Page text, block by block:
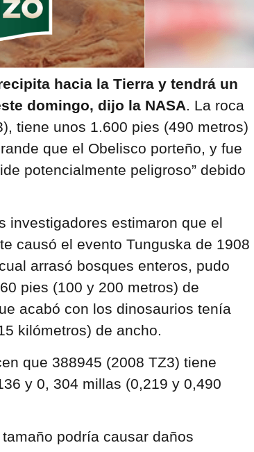
hacia la Tierra y tendrá un
domingo, dijo la NASA. La roca
tiene unos 1.600 pies (490 metros)
que el Obelisco porteño, y fue
potencialmente peligroso” debido
investigadores estimaron que el
causó el evento Tunguska de 1908
arrasó bosques enteros, pudo
pies (100 y 200 metros) de
acabó con los dinosaurios tenía
kilómetros) de ancho.
que 388945 (2008 TZ3) tiene
y 0, 304 millas (0,219 y 0,490
podría causar daños